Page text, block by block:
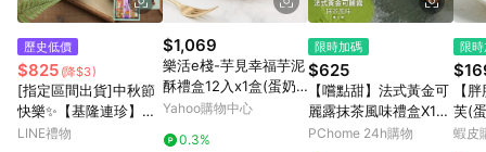
歷史低價
$825 (降$3)
[指定區間出貨]中秋節
快樂✨【基隆連珍】招
牌三冠王禮盒(9入/盒)
LINE禮物
$1,069
樂活e棧-芋見幸福芋泥
酥禮盒12入x1盒(蛋奶
素 芋頭酥 月餅 手作)
Yahoo購物中心
0.3%
限時加碼
$625
【嚐點甜】法式黃金可
麗露抹茶風味禮盒X1盒
(每盒8顆x25g)
PChome 24h購物
限
【
芙(
妃糖
蝦皮